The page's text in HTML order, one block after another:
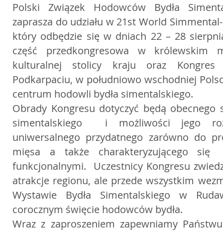
Polski Związek Hodowców Bydła
zaprasza do udziału w 21st World
który odbędzie się w dniach 22 – 28
część przedkongresowa w królewskim
kulturalnej stolicy kraju oraz
Podkarpaciu, w południowo wschodniej
centrum hodowli bydła simentalskiego.
Obrady Kongresu dotyczyć będą obecnego
simentalskiego i możliwości jego
uniwersalnego przydatnego zarówno do
mięsa a także charakteryzującego
funkcjonalnymi. Uczestnicy Kongresu
atrakcje regionu, ale przede wszystkim
Wystawie Bydła Simentalskiego w
corocznym święcie hodowców bydła.
Wraz z zaproszeniem zapewniamy